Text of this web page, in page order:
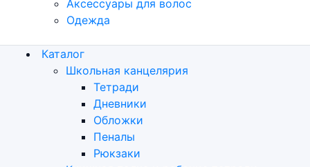
Аксеcсуары для волос
Одежда
Каталог
Школьная канцелярия
Тетради
Дневники
Обложки
Пеналы
Рюкзаки